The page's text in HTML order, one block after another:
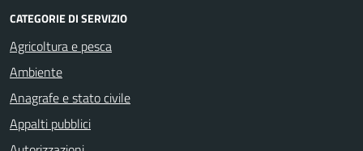
CATEGORIE DI SERVIZIO
Agricoltura e pesca
Ambiente
Anagrafe e stato civile
Appalti pubblici